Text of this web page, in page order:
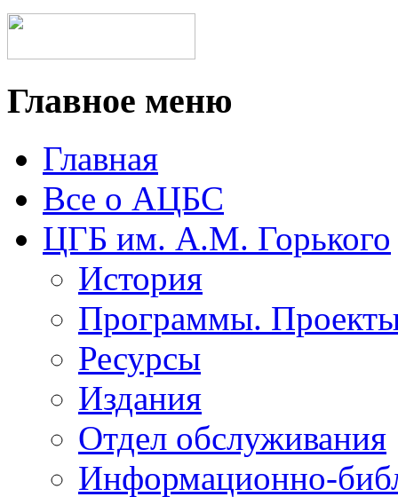
Главное меню
Главная
Все о АЦБС
ЦГБ им. А.М. Горького
История
Программы.
Ресурсы
Издания
Отдел обслуживания
Информационно-